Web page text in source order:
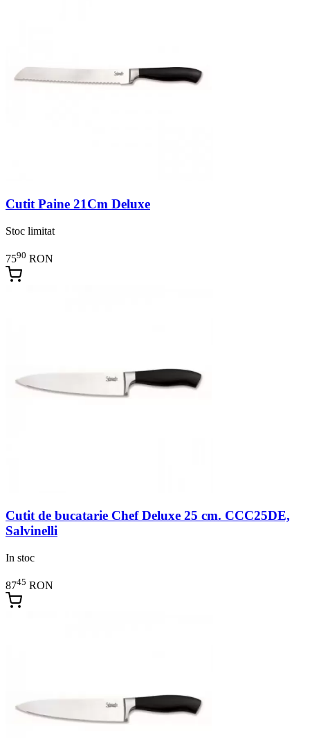
Cutit Paine 21Cm Deluxe
Stoc limitat
7590 RON
Cutit de bucatarie Chef Deluxe 25 cm. CCC25DE,
Salvinelli
In stoc
8745 RON